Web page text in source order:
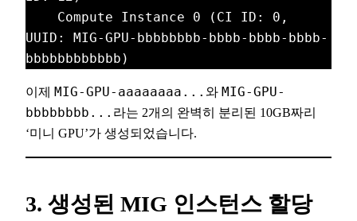
UUID: MIG-GPU-bbbbbbbb-bbbb-bbbb-bbbb-
bbbbbbbbbbbb)
이제 MIG-GPU-aaaaaaaa... 와 MIG-GPU-
bbbbbbbb... 라는 2개의 완벽히 분리된 10GB짜리
‘미니 GPU’가 생성되었습니다.
3. 생성된 MIG 인스턴스 할당